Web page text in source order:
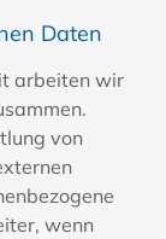
Daten
arbeiten wir
von
wenn